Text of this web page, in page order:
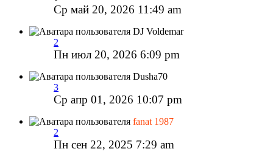
Ср май 20, 2026 11:49 am
DJ Voldemar
2
Пн июл 20, 2026 6:09 pm
Dusha70
3
Ср апр 01, 2026 10:07 pm
fanat 1987
2
Пн сен 22, 2025 7:29 am